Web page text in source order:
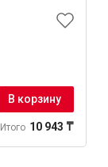
В корзину
Итого 10 943 ₸